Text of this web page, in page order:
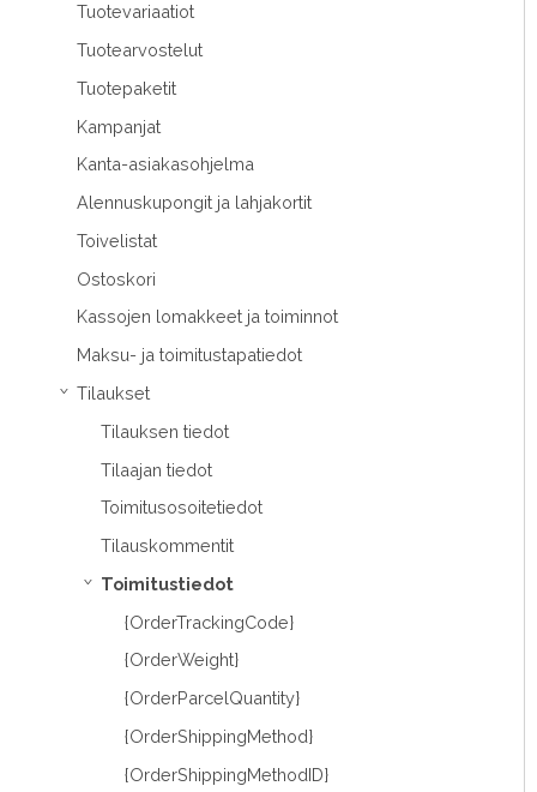
Tuotevariaatiot
Tuotearvostelut
Tuotepaketit
Kampanjat
Kanta-asiakasohjelma
Alennuskupongit ja lahjakortit
Toivelistat
Ostoskori
Kassojen lomakkeet ja toiminnot
Maksu- ja toimitustapatiedot
› Tilaukset
Tilauksen tiedot
Tilaajan tiedot
Toimitusosoitetiedot
Tilauskommentit
›
Toimitustiedot
{OrderTrackingCode}
{OrderWeight}
{OrderParcelQuantity}
{OrderShippingMethod}
{OrderShippingMethodID}